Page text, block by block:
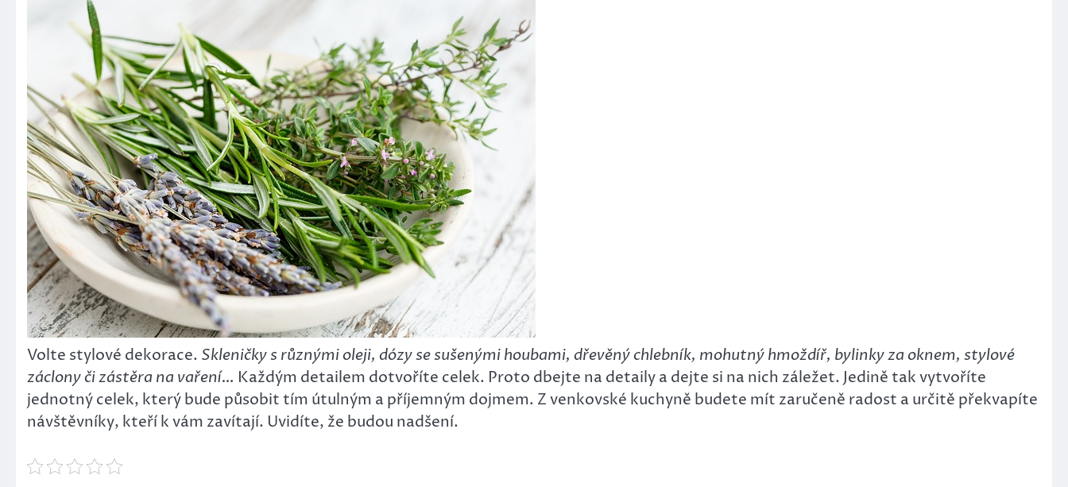
Volte stylové dekorace. Skleničky s různými oleji, dózy se sušenými houbami, dřevěný chlebník, mohutný hmoždíř, bylinky za oknem, stylové
záclony či zástěra na vaření… Každým detailem dotvoříte celek. Proto dbejte na detaily a dejte si na nich záležet. Jedině tak vytvoříte
jednotný celek, který bude působit tím útulným a příjemným dojmem. Z venkovské kuchyně budete mít zaručeně radost a určitě překvapíte
návštěvníky, kteří k vám zavítají. Uvidíte, že budou nadšení.